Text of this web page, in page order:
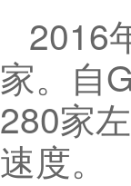
2016
家。自
280家
速度。